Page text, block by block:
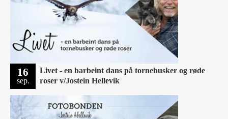
16
sep.
Livet - en barbeint dans på tornebusker og røde
roser v/Jostein Hellevik